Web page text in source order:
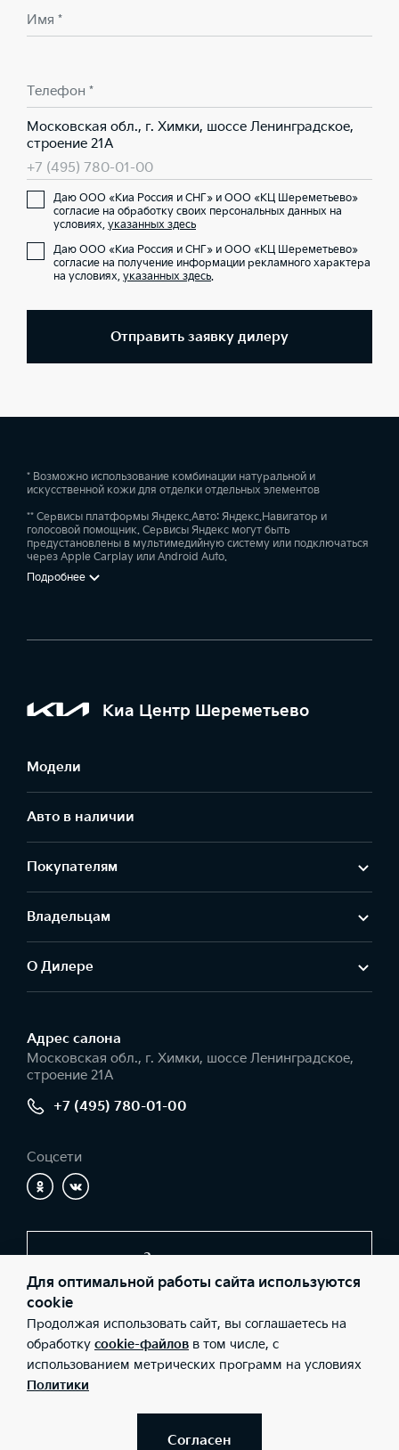
Имя *
Телефон *
Московская обл., г. Химки, шоссе Ленинградское,
строение 21А
+7 (495) 780-01-00
Даю ООО «Киа Россия и СНГ» и ООО «КЦ Шереметьево»
согласие на обработку своих персональных данных на
условиях, указанных здесь
Даю ООО «Киа Россия и СНГ» и ООО «КЦ Шереметьево»
согласие на получение информации рекламного характера
на условиях, указанных здесь.
Отправить заявку дилеру
* Возможно использование комбинации натуральной и
искусственной кожи для отделки отдельных элементов
** Сервисы платформы Яндекс.Авто: Яндекс.Навигатор и
голосовой помощник. Сервисы Яндекс могут быть
предустановлены в мультимедийную систему или подключаться
через Apple Carplay или Android Auto.
Подробнее
Киа Центр Шереметьево
Модели
Авто в наличии
Покупателям
Владельцам
О Дилере
Адрес салонa
Московская обл., г. Химки, шоссе Ленинградское,
строение 21А
+7 (495) 780-01-00
Соцсети
Заказать звонок
© 2026 Юридические лица ООО «КЦ Шереметьево»
(Фактический адрес: Московская обл., г. Химки, шоссе
Ленинградское, строение 21А; Телефон: +7 (495) 780-01-00;
ИНН: 5047111019; ОГРН: 1095047012345), ООО «Киа Россия и
СНГ» (Фактический адрес: г.Москва, Валовая 26; Телефон: 8 800
301 08 80; ИНН: 7728674093; ОГРН: 5087746291760) ведут
получению на территории РФ. Информация о соответствующих
моделях и комплектациях и их наличии, ценах, возможных
Для оптимальной работы сайта используются
cookie
Продолжая использовать сайт, вы соглашаетесь на
обработку cookie-файлов в том числе, с
использованием метрических программ на условиях
Политики
Согласен